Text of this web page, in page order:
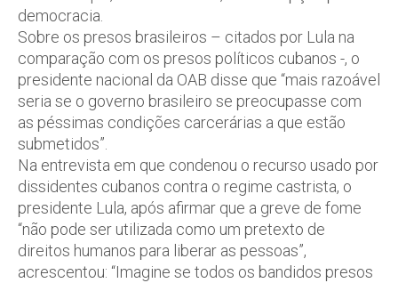
democracia.
Sobre os presos brasileiros – citados por Lula na
comparação com os presos políticos cubanos -, o
presidente nacional da OAB disse que “mais razoável
seria se o governo brasileiro se preocupasse com
as péssimas condições carcerárias a que estão
submetidos”.
Na entrevista em que condenou o recurso usado por
dissidentes cubanos contra o regime castrista, o
presidente Lula, após afirmar que a greve de fome
“não pode ser utilizada como um pretexto de
direitos humanos para liberar as pessoas”,
acrescentou: “Imagine se todos os bandidos presos